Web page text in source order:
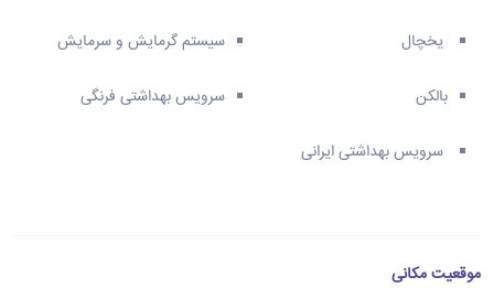
یخچال سیستم گرمایش و سرمایش
بالکن سرویس بهداشتی فرنگی
سرویس بهداشتی ایرانی
موقعیت مکانی